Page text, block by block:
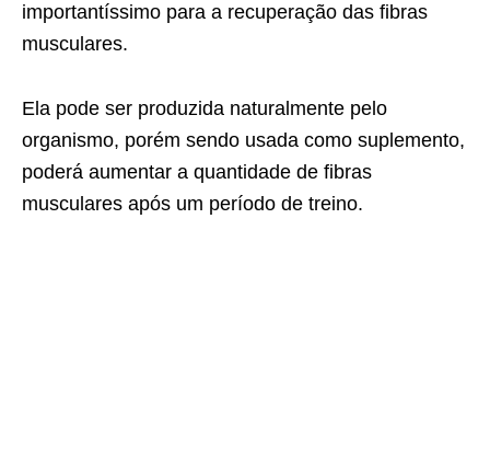
importantíssimo para a recuperação das fibras
musculares.
Ela pode ser produzida naturalmente pelo
organismo, porém sendo usada como suplemento,
poderá aumentar a quantidade de fibras
musculares após um período de treino.